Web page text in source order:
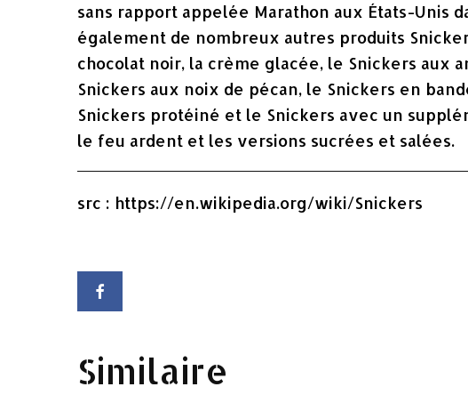
sans rapport appelée Marathon aux États-Unis
également de nombreux autres produits
chocolat noir, la crème glacée, le Snickers aux
Snickers aux noix de pécan, le Snickers en
Snickers protéiné et le Snickers avec un
le feu ardent et les versions sucrées et salées.
src : https://en.wikipedia.org/wiki/Snickers
Similaire